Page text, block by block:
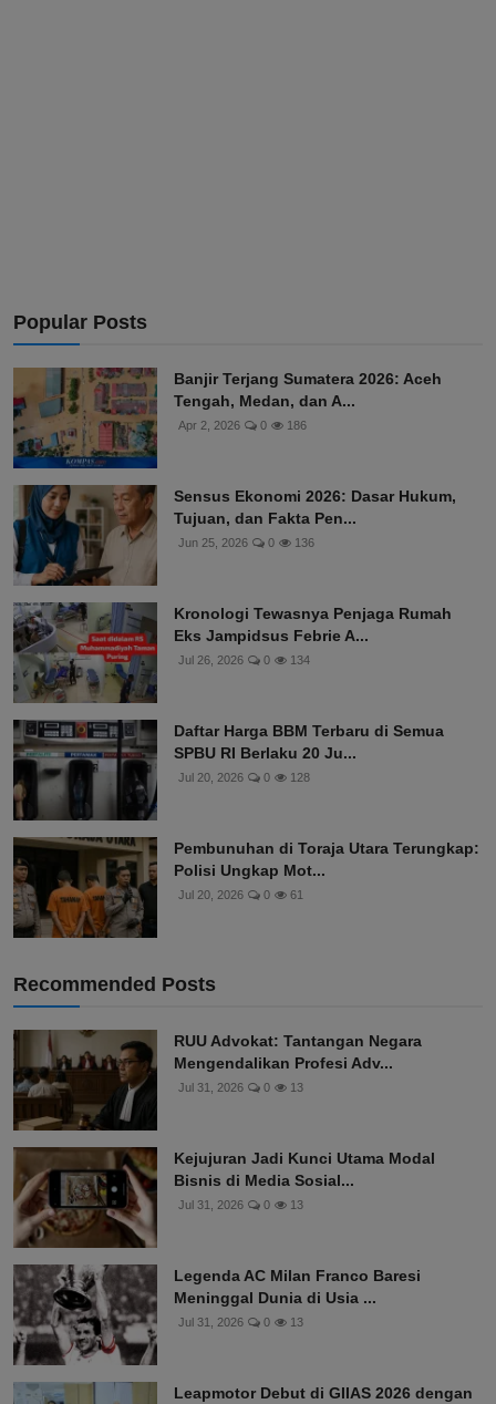
Popular Posts
Banjir Terjang Sumatera 2026: Aceh
Tengah, Medan, dan A...
Apr 2, 2026 0 186
Sensus Ekonomi 2026: Dasar Hukum,
Tujuan, dan Fakta Pen...
Jun 25, 2026 0 136
Kronologi Tewasnya Penjaga Rumah
Eks Jampidsus Febrie A...
Jul 26, 2026 0 134
Daftar Harga BBM Terbaru di Semua
SPBU RI Berlaku 20 Ju...
Jul 20, 2026 0 128
Pembunuhan di Toraja Utara Terungkap:
Polisi Ungkap Mot...
Jul 20, 2026 0 61
Recommended Posts
RUU Advokat: Tantangan Negara
Mengendalikan Profesi Adv...
Jul 31, 2026 0 13
Kejujuran Jadi Kunci Utama Modal
Bisnis di Media Sosial...
Jul 31, 2026 0 13
Legenda AC Milan Franco Baresi
Meninggal Dunia di Usia ...
Jul 31, 2026 0 13
Leapmotor Debut di GIIAS 2026 dengan